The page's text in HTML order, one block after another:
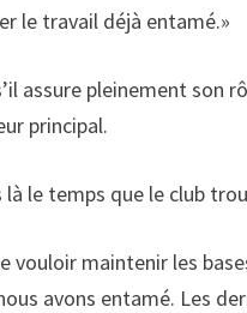
le travail déjà entamé.»
assure pleinement son
principal.
là le temps que le club
vouloir maintenir les
avons entamé. Les